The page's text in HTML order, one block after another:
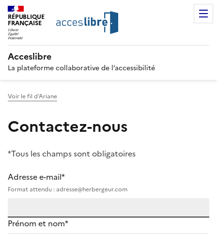
RÉPUBLIQUE
FRANÇAISE
Acceslibre
La plateforme collaborative de l’accessibilité
Voir le fil d'Ariane
Contactez-nous
*Tous les champs sont obligatoires
Adresse e-mail*
Format attendu : adresse@herbergeur.com
Prénom et nom*